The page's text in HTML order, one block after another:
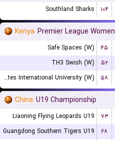
Southland Sharks ۱۰۴
Kenya Premier League Women
Safe Spaces (W) ۴۵
TH3 Swish (W)
۵۲
United States International University (W)
۵۸
China U19 Championship
Liaoning Flying Leopards U19 ۷۳
Guangdong Southern Tigers U19
۶۸